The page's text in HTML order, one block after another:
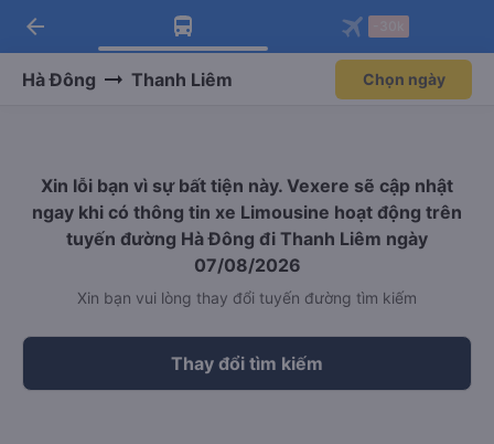
Tải app Vexere ngay!
Nhận ưu đãi thành viên độc
Mở app
Tải app Vexere
-30k/ghế khi đặt vé máy bay qua
Mở app
arrow_back
Hà Đông Thanh Liêm Chọn ngày
Xin lỗi bạn vì sự bất tiện này. Vexere sẽ cập nhật
ngay khi có thông tin xe Limousine hoạt động trên
tuyến đường Hà Đông đi Thanh Liêm ngày
07/08/2026
Xin bạn vui lòng thay đổi tuyến đường tìm kiếm
Thay đổi tìm kiếm